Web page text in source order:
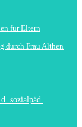
für Eltern
durch Frau Althen
sozialpäd.